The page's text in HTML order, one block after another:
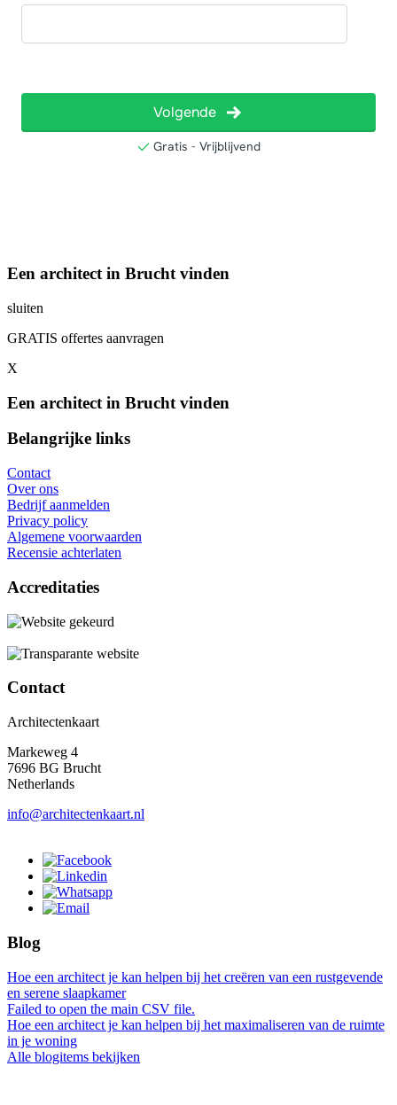
Een architect in Brucht vinden
sluiten
GRATIS offertes aanvragen
X
Een architect in Brucht vinden
Belangrijke links
Contact
Over ons
Bedrijf aanmelden
Privacy policy
Algemene voorwaarden
Recensie achterlaten
Accreditaties
Contact
Architectenkaart
Markeweg 4
7696 BG Brucht
Netherlands
info@architectenkaart.nl
Blog
Hoe een architect je kan helpen bij het creëren van een rustgevende
en serene slaapkamer
Failed to open the main CSV file.
Hoe een architect je kan helpen bij het maximaliseren van de ruimte
in je woning
Alle blogitems bekijken